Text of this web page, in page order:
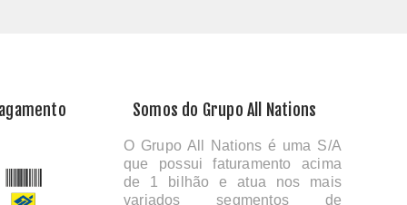
Somos do Grupo All Nations
O Grupo All Nations é uma S/A
que possui faturamento acima
de 1 bilhão e atua nos mais
variados segmentos de